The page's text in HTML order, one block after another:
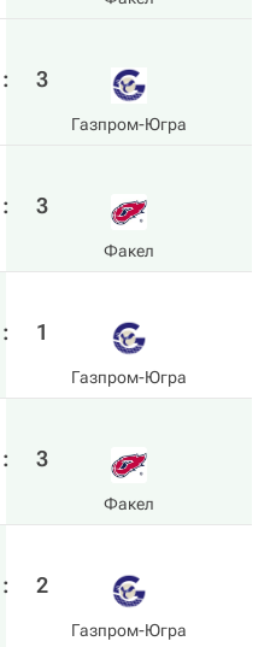
: 3
Газпром-Югра
: 3
Факел
: 1
Газпром-Югра
: 3
Факел
: 2
Газпром-Югра